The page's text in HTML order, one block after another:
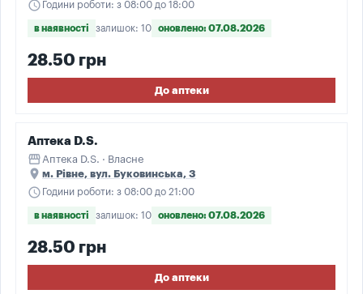
schedule Години роботи: з 08:00 до 18:00
в наявності залишок: 10 оновлено: 07.08.2026
28.50 грн
До аптеки
Аптека D.S.
storefront Аптека D.S. · Власне
place м. Рівне, вул. Буковинська, 3
schedule Години роботи: з 08:00 до 21:00
в наявності залишок: 10 оновлено: 07.08.2026
28.50 грн
До аптеки